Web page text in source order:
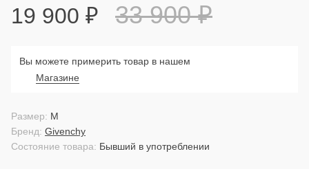
19 900 ₽ 33 900₽
Вы можете примерить товар в нашем
Магазине
Состояние товара: Бывший в употреблении
Бренд: Givenchy
Размер: M